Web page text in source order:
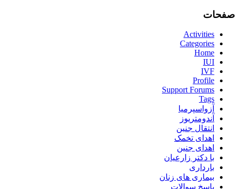
صفحات
Activities
Categories
Home
IUI
IVF
Profile
Support Forums
Tags
آزواسپرمیا
آندومتریوز
انتقال جنین
اهدای تخمک
اهدای جنین
با دکتر زارعیان
بارداری
بیماری های زنان
پاسخ سوالات